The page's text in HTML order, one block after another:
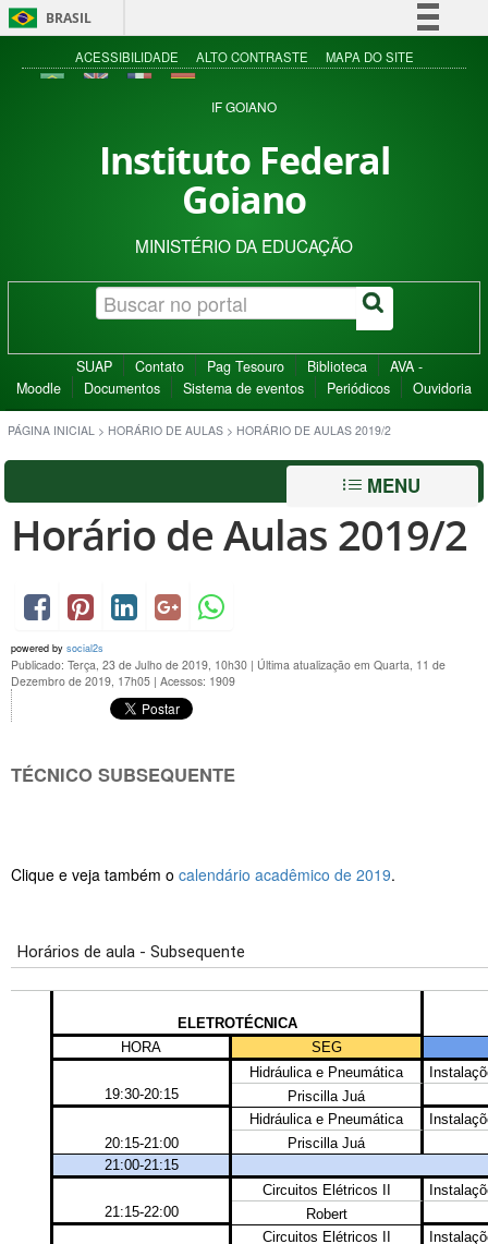
BRASIL
Simplifique!
Acesso à informação
ACESSIBILIDADE ALTO CONTRASTE MAPA DO SITE
IF GOIANO
Instituto Federal
Goiano
MINISTÉRIO DA EDUCAÇÃO
SUAP Contato Pag Tesouro Biblioteca
AVA -
Moodle
Documentos Sistema de eventos Periódicos Ouvidoria
PÁGINA INICIAL > HORÁRIO DE AULAS > HORÁRIO DE AULAS 2019/2
MENU
Horário de Aulas 2019/2
powered by social2s
Publicado: Terça, 23 de Julho de 2019, 10h30 | Última atualização em Quarta, 11 de
Dezembro de 2019, 17h05 | Acessos: 1909
TÉCNICO SUBSEQUENTE
Clique e veja também o calendário acadêmico de 2019.